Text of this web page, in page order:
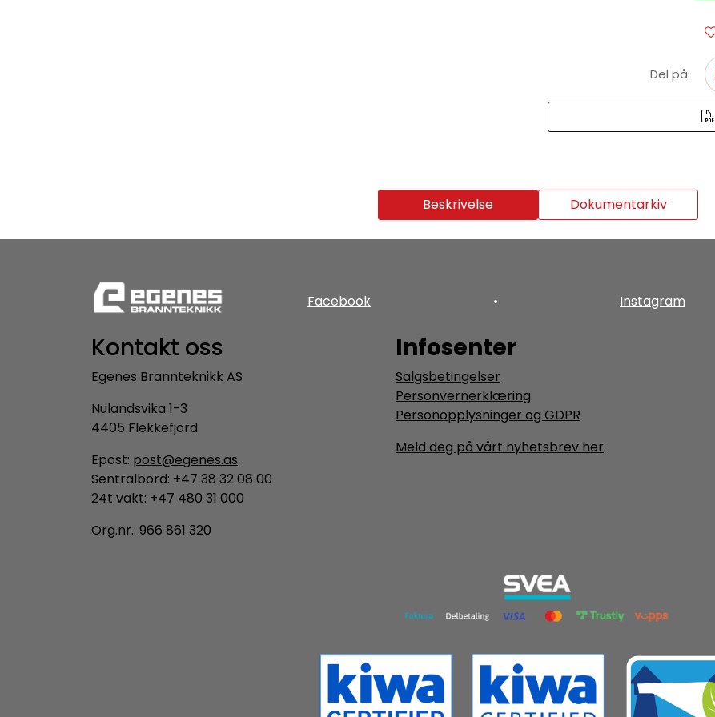
Del på:
Beskrivelse Dokumentarkiv
Facebook • Instagram
Kontakt oss
Egenes Brannteknikk AS
Nulandsvika 1-3
4405 Flekkefjord
Epost: post@egenes.as
Sentralbord: +47 38 32 08 00
24t vakt: +47 480 31 000
Org.nr.: 966 861 320
Infosenter
Salgsbetingelser
Personvernerklæring
Personopplysninger og GDPR
Meld deg på vårt nyhetsbrev her